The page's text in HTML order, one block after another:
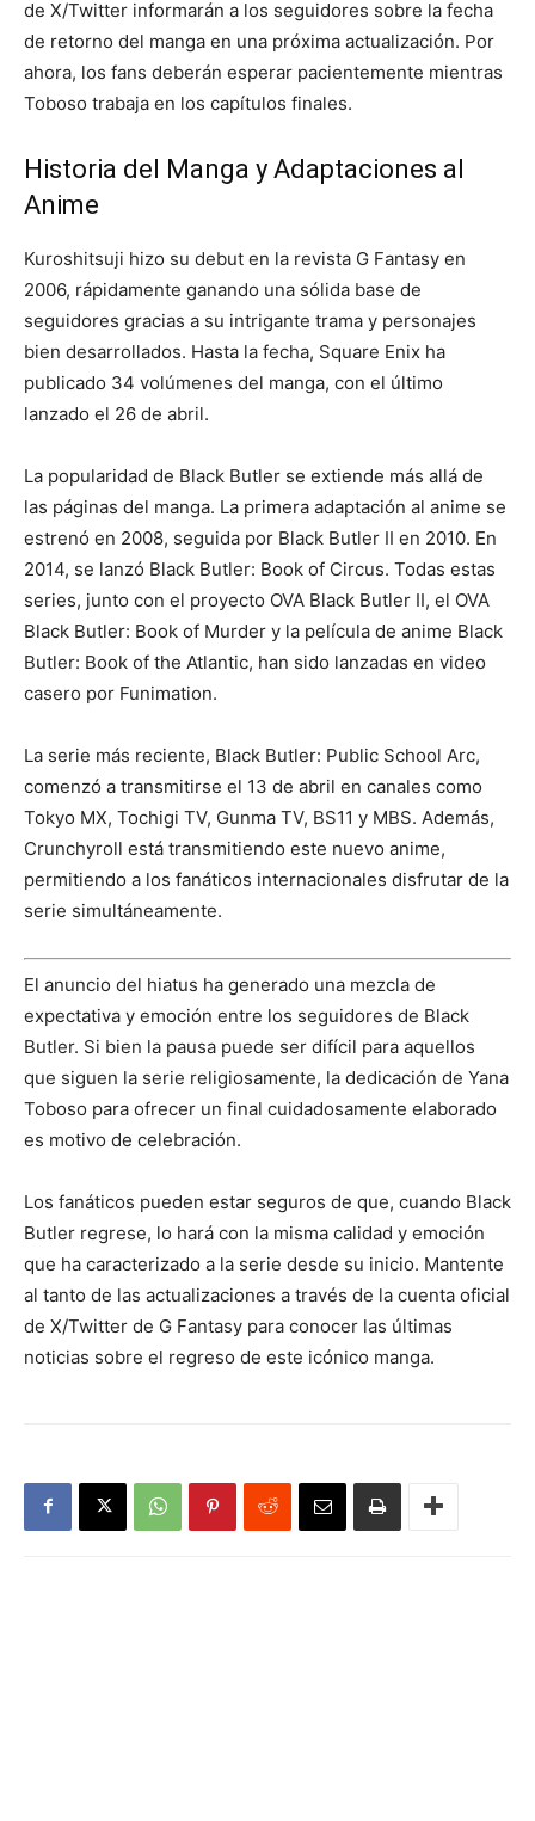
de X/Twitter informarán a los seguidores sobre la fecha
de retorno del manga en una próxima actualización. Por
ahora, los fans deberán esperar pacientemente mientras
Toboso trabaja en los capítulos finales.
Historia del Manga y Adaptaciones al
Anime
Kuroshitsuji hizo su debut en la revista G Fantasy en
2006, rápidamente ganando una sólida base de
seguidores gracias a su intrigante trama y personajes
bien desarrollados. Hasta la fecha, Square Enix ha
publicado 34 volúmenes del manga, con el último
lanzado el 26 de abril.
La popularidad de Black Butler se extiende más allá de
las páginas del manga. La primera adaptación al anime se
estrenó en 2008, seguida por Black Butler II en 2010. En
2014, se lanzó Black Butler: Book of Circus. Todas estas
series, junto con el proyecto OVA Black Butler II, el OVA
Black Butler: Book of Murder y la película de anime Black
Butler: Book of the Atlantic, han sido lanzadas en video
casero por Funimation.
La serie más reciente, Black Butler: Public School Arc,
comenzó a transmitirse el 13 de abril en canales como
Tokyo MX, Tochigi TV, Gunma TV, BS11 y MBS. Además,
Crunchyroll está transmitiendo este nuevo anime,
permitiendo a los fanáticos internacionales disfrutar de la
serie simultáneamente.
El anuncio del hiatus ha generado una mezcla de
expectativa y emoción entre los seguidores de Black
Butler. Si bien la pausa puede ser difícil para aquellos
que siguen la serie religiosamente, la dedicación de Yana
Toboso para ofrecer un final cuidadosamente elaborado
es motivo de celebración.
Los fanáticos pueden estar seguros de que, cuando Black
Butler regrese, lo hará con la misma calidad y emoción
que ha caracterizado a la serie desde su inicio. Mantente
al tanto de las actualizaciones a través de la cuenta oficial
de X/Twitter de G Fantasy para conocer las últimas
noticias sobre el regreso de este icónico manga.